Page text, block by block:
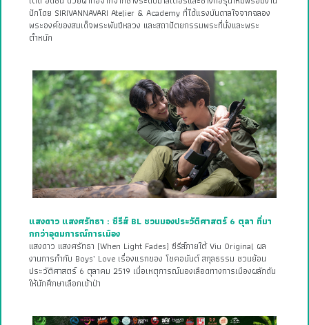
ปักโดย SIRIVANNAVARI Atelier & Academy ที่ได้แรงบันดาลใจจากฉลอง
พระองค์ของสมเด็จพระพันปีหลวง และสถาปัตยกรรมพระที่นั่งและพระ
ตำหนัก
แสงดาว แสงศรัทธา : ซีรีส์ BL ชวนมองประวัติศาสตร์ 6 ตุลา ที่มา
กกว่าอุดมการณ์การเมือง
แสงดาว แสงศรัทธา (When Light Fades) ซีรีส์ภายใต้ Viu Original ผล
งานการกำกับ Boys’ Love เรื่องแรกของ โชคอนันต์ สกุลธรรม ชวนย้อน
ประวัติศาสตร์ 6 ตุลาคม 2519 เมื่อเหตุการณ์นองเลือดทางการเมืองผลักดัน
ให้นักศึกษาเลือกเข้าป่า